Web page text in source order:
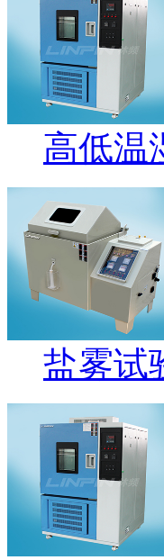
高低温
盐雾试